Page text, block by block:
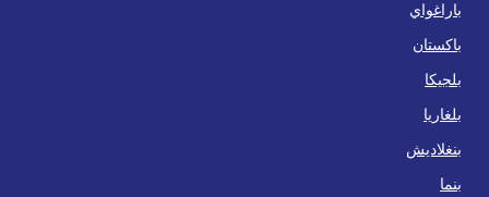
باراغواي
باكستان
بلجيكا
بلغاريا
بنغلاديش
بنما